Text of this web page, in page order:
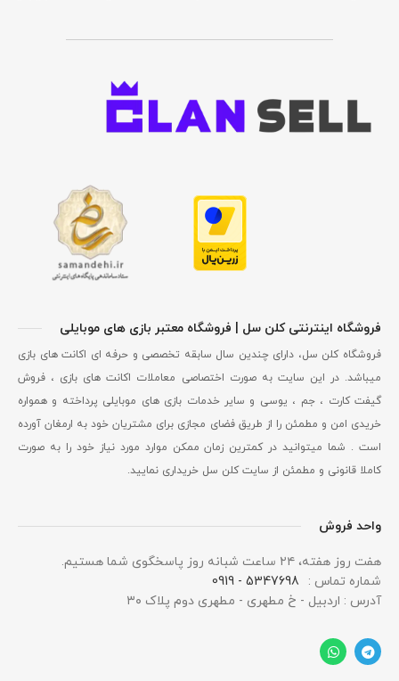
فروشگاه اینترنتی کلن سل | فروشگاه معتبر بازی های موبایلی
فروشگاه کلن سل، دارای چندین سال سابقه تخصصی و حرفه ای اکانت های بازی
میباشد. در این سایت به صورت اختصاصی معاملات اکانت های بازی ، فروش
گیفت کارت ، جم ، یوسی و سایر خدمات بازی های موبایلی پرداخته و همواره
خریدی امن و مطمئن را از طریق فضای مجازی برای مشتریان خود به ارمغان آورده
است . شما میتوانید در کمترین زمان ممکن موارد مورد نیاز خود را به صورت
کاملا قانونی و مطمئن از سایت کلن سل خریداری نمایید.
واحد فروش
هفت روز هفته، ۲۴ ساعت شبانه‌ روز پاسخگوی شما هستیم.
شماره تماس :
5347698 - 0919
آدرس : اردبیل - خ مطهری - مطهری دوم پلاک ۳۰